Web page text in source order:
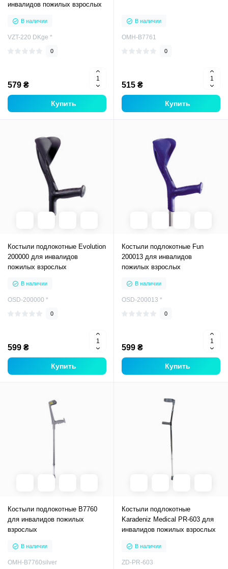
инвалидов пожилых взрослых
В наличии
VZT-220 DKge *
0
579 ₴
Купить
В наличии
OMH-B7761
0
515 ₴
Купить
Костыли подлокотные Evolution
200000 для инвалидов
пожилых взрослых
В наличии
OSD-200000 *
0
599 ₴
Купить
Костыли подлокотные Fun
200013 для инвалидов
пожилых взрослых
В наличии
OSD-200013 *
0
599 ₴
Купить
Костыли подлокотные B7760
для инвалидов пожилых
взрослых
В наличии
OMH-B7760silver
Костыли подлокотные
Karadeniz Medical PR-603 для
инвалидов пожилых взрослых
В наличии
ZD-PR-603